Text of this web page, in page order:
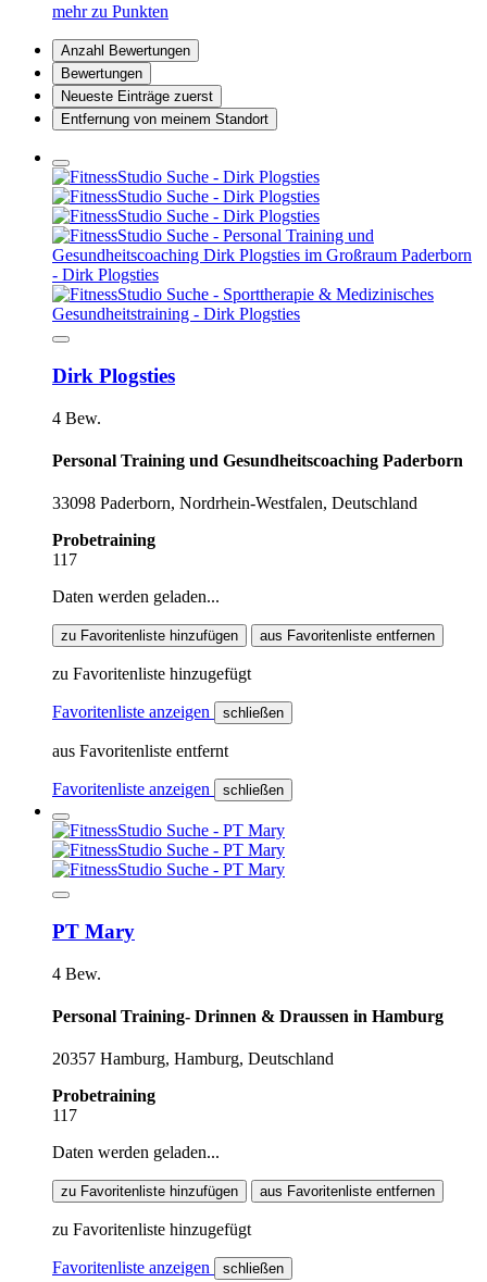
mehr zu Punkten
Anzahl Bewertungen
Bewertungen
Neueste Einträge zuerst
Entfernung von meinem Standort
Dirk Plogsties
4 Bew.
Personal Training und Gesundheitscoaching Paderborn
33098 Paderborn, Nordrhein-Westfalen, Deutschland
Probetraining
117
Daten werden geladen...
zu Favoritenliste hinzufügen aus Favoritenliste entfernen
zu Favoritenliste hinzugefügt
Favoritenliste anzeigen schließen
aus Favoritenliste entfernt
Favoritenliste anzeigen schließen
PT Mary
4 Bew.
Personal Training- Drinnen & Draussen in Hamburg
20357 Hamburg, Hamburg, Deutschland
Probetraining
117
Daten werden geladen...
zu Favoritenliste hinzufügen aus Favoritenliste entfernen
zu Favoritenliste hinzugefügt
Favoritenliste anzeigen schließen